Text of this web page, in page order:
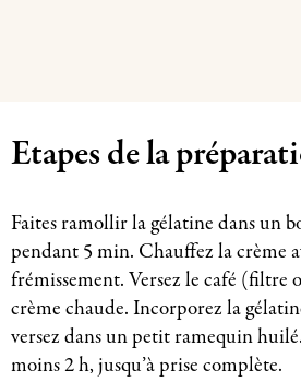
Etapes de la
Faites ramollir la gélatine dans un
pendant 5 min. Chauffez la crème
frémissement. Versez le café (filtre
crème chaude. Incorporez la
versez dans un petit ramequin
moins 2 h, jusqu’à prise complète.